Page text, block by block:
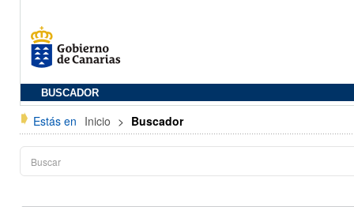
BUSCADOR
Estás en Inicio > Buscador